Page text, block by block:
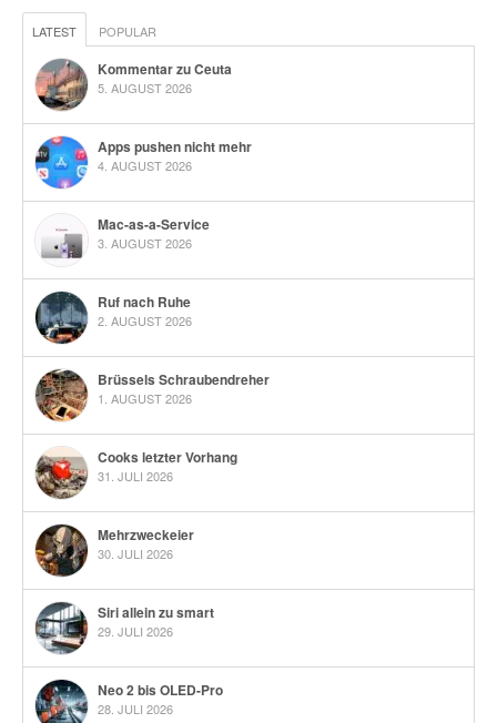
LATEST POPULAR
Kommentar zu Ceuta
5. AUGUST 2026
Apps pushen nicht mehr
4. AUGUST 2026
Mac-as-a-Service
3. AUGUST 2026
Ruf nach Ruhe
2. AUGUST 2026
Brüssels Schraubendreher
1. AUGUST 2026
Cooks letzter Vorhang
31. JULI 2026
Mehrzweckeier
30. JULI 2026
Siri allein zu smart
29. JULI 2026
Neo 2 bis OLED-Pro
28. JULI 2026